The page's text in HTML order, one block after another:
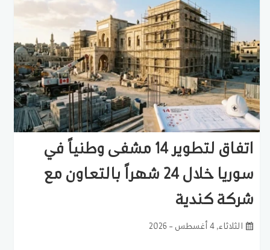
اتفاق لتطوير 14 مشفى وطنياً في
سوريا خلال 24 شهراً بالتعاون مع
شركة كندية
الثلاثاء, 4 أغسطس - 2026